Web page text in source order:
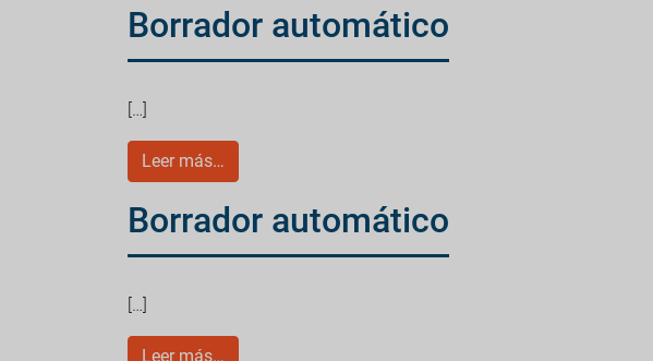
Borrador automático
[…]
Leer más…
Borrador automático
[…]
Leer más…